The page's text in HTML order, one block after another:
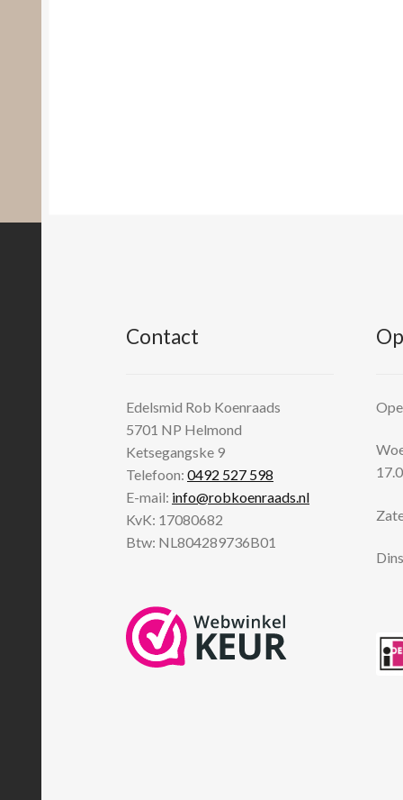
Contact
Edelsmid Rob Koenraads
5701 NP Helmond
Ketsegangske 9
Telefoon:0492 527 598
E-mail: info@robkoenraads.nl
KvK: 17080682
Btw: NL804289736B01